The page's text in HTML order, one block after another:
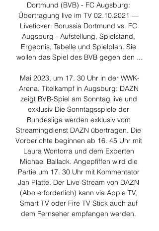
Dortmund (BVB) - FC Augsburg:
Übertragung live im TV 02.10.2021 —
Liveticker: Borussia Dortmund vs. FC
Augsburg - Aufstellung, Spielstand,
Ergebnis, Tabelle und Spielplan. Sie
wollen das Spiel des BVB gegen den ...
Mai 2023, um 17. 30 Uhr in der WWK-
Arena. Titelkampf in Augsburg: DAZN
zeigt BVB-Spiel am Sonntag live und
exklusiv Die Sonntagsspiele der
Bundesliga werden exklusiv vom
Streamingdienst DAZN übertragen. Die
Vorberichte beginnen ab 16. 45 Uhr mit
Laura Wontorra und dem Experten
Michael Ballack. Angepfiffen wird die
Partie um 17. 30 Uhr mit Kommentator
Jan Platte. Der Live-Stream von DAZN
(Abo erforderlich) kann via Apple TV,
Smart TV oder Fire TV Stick auch auf
dem Fernseher empfangen werden.